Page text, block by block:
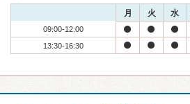
月 火 水
09:00-12:00
13:30-16:30